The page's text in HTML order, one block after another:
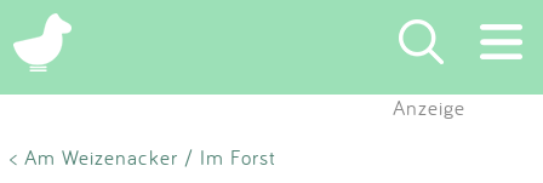
×
Suchen
Anzeige
< Am Weizenacker / Im Forst